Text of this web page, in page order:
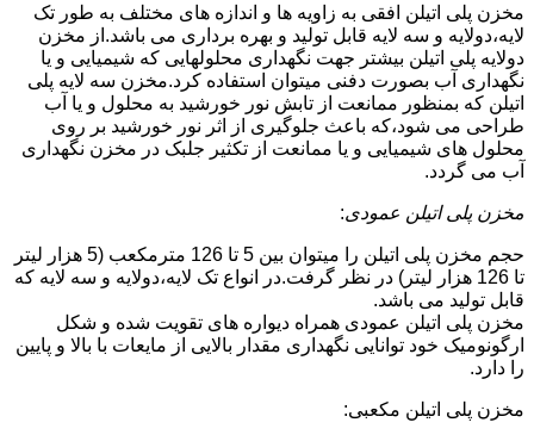
مخزن پلی اتیلن افقی به زاویه ها و اندازه های مختلف به طور تک
لایه،دولایه و سه لایه قابل تولید و بهره برداری می باشد.از مخزن
دولایه پلی اتیلن بیشتر جهت نگهداری محلولهایی که شیمیایی و یا
نگهداری آب بصورت دفنی میتوان استفاده کرد.مخزن سه لایه پلی
اتیلن که بمنظور ممانعت از تابش نور خورشید به محلول و یا آب
طراحی می شود،که باعث جلوگیری از اثر نور خورشید بر روی
محلول های شیمیایی و یا ممانعت از تکثیر جلبک در مخزن نگهداری
آب می گردد.
مخزن پلی اتیلن عمودی:
حجم مخزن پلی اتیلن را میتوان بین 5 تا 126 مترمکعب (5 هزار لیتر
تا 126 هزار لیتر) در نظر گرفت.در انواع تک لایه،دولایه و سه لایه که
قابل تولید می باشد.
مخزن پلی اتیلن عمودی همراه دیواره های تقویت شده و شکل
ارگونومیک خود توانایی نگهداری مقدار بالایی از مایعات با بالا و پایین
را دارد.
مخزن پلی اتیلن مکعبی: